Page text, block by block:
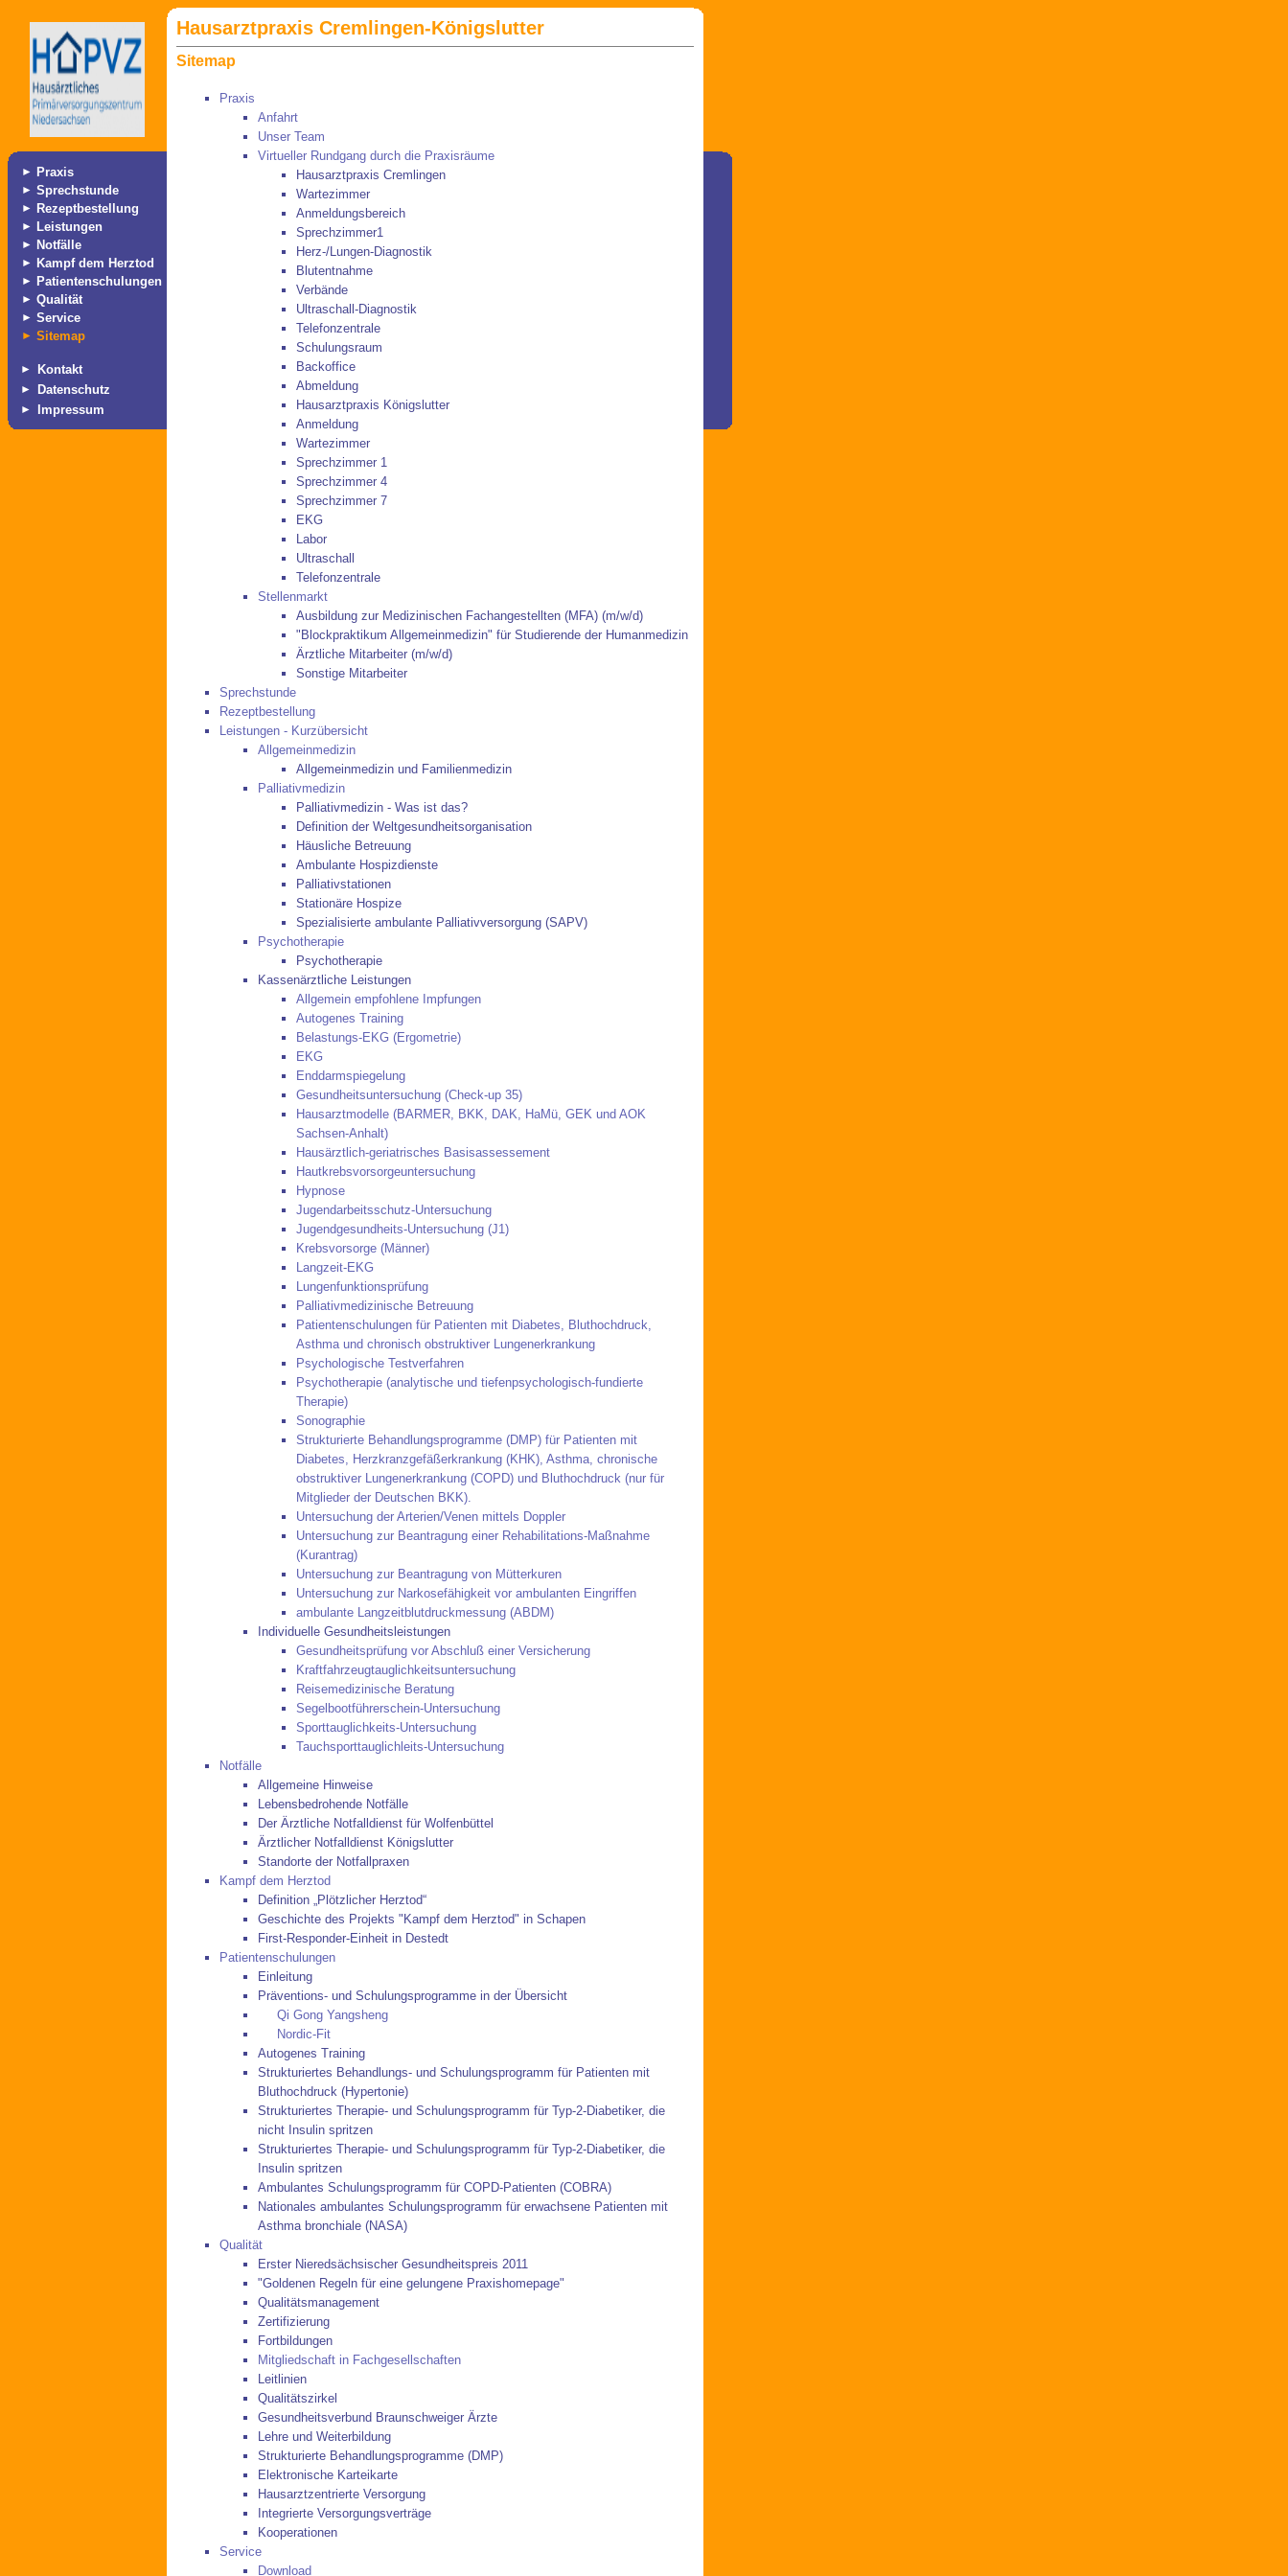
► Praxis
► Sprechstunde
► Rezeptbestellung
► Leistungen
► Notfälle
► Kampf dem Herztod
► Patientenschulungen
► Qualität
► Service
► Sitemap
► Kontakt
► Datenschutz
► Impressum
Hausarztpraxis Cremlingen-Königslutter
Sitemap
Praxis
Anfahrt
Unser Team
Virtueller Rundgang durch die Praxisräume
Hausarztpraxis Cremlingen
Wartezimmer
Anmeldungsbereich
Sprechzimmer1
Herz-/Lungen-Diagnostik
Blutentnahme
Verbände
Ultraschall-Diagnostik
Telefonzentrale
Schulungsraum
Backoffice
Abmeldung
Hausarztpraxis Königslutter
Anmeldung
Wartezimmer
Sprechzimmer 1
Sprechzimmer 4
Sprechzimmer 7
EKG
Labor
Ultraschall
Telefonzentrale
Stellenmarkt
Ausbildung zur Medizinischen Fachangestellten (MFA) (m/w/d)
"Blockpraktikum Allgemeinmedizin" für Studierende der Humanmedizin
Ärztliche Mitarbeiter (m/w/d)
Sonstige Mitarbeiter
Sprechstunde
Rezeptbestellung
Leistungen - Kurzübersicht
Allgemeinmedizin
Allgemeinmedizin und Familienmedizin
Palliativmedizin
Palliativmedizin - Was ist das?
Definition der Weltgesundheitsorganisation
Häusliche Betreuung
Ambulante Hospizdienste
Palliativstationen
Stationäre Hospize
Spezialisierte ambulante Palliativversorgung (SAPV)
Psychotherapie
Psychotherapie
Kassenärztliche Leistungen
Allgemein empfohlene Impfungen
Autogenes Training
Belastungs-EKG (Ergometrie)
EKG
Enddarmspiegelung
Gesundheitsuntersuchung (Check-up 35)
Hausarztmodelle (BARMER, BKK, DAK, HaMü, GEK und AOK
Sachsen-Anhalt)
Hausärztlich-geriatrisches Basisassessement
Hautkrebsvorsorgeuntersuchung
Hypnose
Jugendarbeitsschutz-Untersuchung
Jugendgesundheits-Untersuchung (J1)
Krebsvorsorge (Männer)
Langzeit-EKG
Lungenfunktionsprüfung
Palliativmedizinische Betreuung
Patientenschulungen für Patienten mit Diabetes, Bluthochdruck,
Asthma und chronisch obstruktiver Lungenerkrankung
Psychologische Testverfahren
Psychotherapie (analytische und tiefenpsychologisch-fundierte
Therapie)
Sonographie
Strukturierte Behandlungsprogramme (DMP) für Patienten mit
Diabetes, Herzkranzgefäßerkrankung (KHK), Asthma, chronische
obstruktiver Lungenerkrankung (COPD) und Bluthochdruck (nur für
Mitglieder der Deutschen BKK).
Untersuchung der Arterien/Venen mittels Doppler
Untersuchung zur Beantragung einer Rehabilitations-Maßnahme
(Kurantrag)
Untersuchung zur Beantragung von Mütterkuren
Untersuchung zur Narkosefähigkeit vor ambulanten Eingriffen
ambulante Langzeitblutdruckmessung (ABDM)
Individuelle Gesundheitsleistungen
Gesundheitsprüfung vor Abschluß einer Versicherung
Kraftfahrzeugtauglichkeitsuntersuchung
Reisemedizinische Beratung
Segelbootführerschein-Untersuchung
Sporttauglichkeits-Untersuchung
Tauchsporttauglichleits-Untersuchung
Notfälle
Allgemeine Hinweise
Lebensbedrohende Notfälle
Der Ärztliche Notfalldienst für Wolfenbüttel
Ärztlicher Notfalldienst Königslutter
Standorte der Notfallpraxen
Kampf dem Herztod
Definition „Plötzlicher Herztod“
Geschichte des Projekts "Kampf dem Herztod" in Schapen
First-Responder-Einheit in Destedt
Patientenschulungen
Einleitung
Präventions- und Schulungsprogramme in der Übersicht
Qi Gong Yangsheng
Nordic-Fit
Autogenes Training
Strukturiertes Behandlungs- und Schulungsprogramm für Patienten mit
Bluthochdruck (Hypertonie)
Strukturiertes Therapie- und Schulungsprogramm für Typ-2-Diabetiker, die
nicht Insulin spritzen
Strukturiertes Therapie- und Schulungsprogramm für Typ-2-Diabetiker, die
Insulin spritzen
Ambulantes Schulungsprogramm für COPD-Patienten (COBRA)
Nationales ambulantes Schulungsprogramm für erwachsene Patienten mit
Asthma bronchiale (NASA)
Qualität
Erster Nieredsächsischer Gesundheitspreis 2011
"Goldenen Regeln für eine gelungene Praxishomepage"
Qualitätsmanagement
Zertifizierung
Fortbildungen
Mitgliedschaft in Fachgesellschaften
Leitlinien
Qualitätszirkel
Gesundheitsverbund Braunschweiger Ärzte
Lehre und Weiterbildung
Strukturierte Behandlungsprogramme (DMP)
Elektronische Karteikarte
Hausarztzentrierte Versorgung
Integrierte Versorgungsverträge
Kooperationen
Service
Download